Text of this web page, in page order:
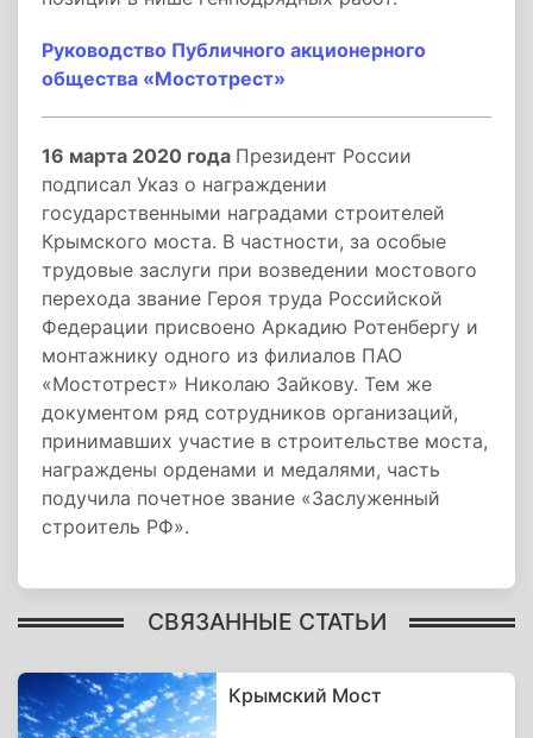
Руководство Публичного акционерного
общества «Мостотрест»
16 марта 2020 года Президент России
подписал Указ о награждении
государственными наградами строителей
Крымского моста. В частности, за особые
трудовые заслуги при возведении мостового
перехода звание Героя труда Российской
Федерации присвоено Аркадию Ротенбергу и
монтажнику одного из филиалов ПАО
«Мостотрест» Николаю Зайкову. Тем же
документом ряд сотрудников организаций,
принимавших участие в строительстве моста,
награждены орденами и медалями, часть
подучила почетное звание «Заслуженный
строитель РФ».
СВЯЗАННЫЕ СТАТЬИ
Крымский Мост